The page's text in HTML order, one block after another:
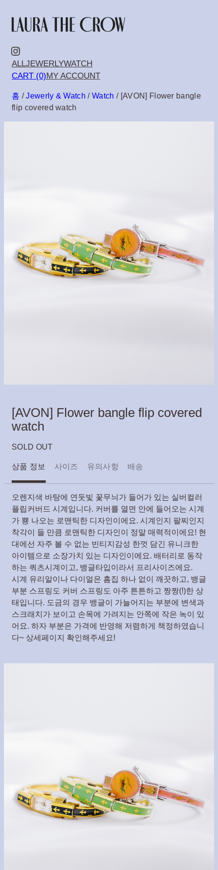
텐
츠
로
로
가
Instagram
ALLJEWERLYWATCH
CART (0)MY ACCOUNT
홈 /Jewerly & Watch /Watch / [AVON] Flower bangle
flip covered watch
[AVON] Flower bangle flip covered
watch
SOLD OUT
상품 정보 사이즈 유의사항 배송
오렌지색 바탕에 연둣빛 꽃무늬가 들어가 있는 실버컬러
플립커버드 시계입니다. 커버를 열면 안에 들어오는 시계
가 뿅 나오는 로맨틱한 디자인이에요. 시계인지 팔찌인지
착각이 들 만큼 로맨틱한 디자인이 정말 매력적이에요! 현
대에선 자주 볼 수 없는 빈티지감성 한껏 담긴 유니크한
아이템으로 소장가치 있는 디자인이에요. 배터리로 동작
하는 쿼츠시계이고, 뱅글타입이라서 프리사이즈에요.
시계 유리알이나 다이얼은 흠집 하나 없이 깨끗하고, 뱅글
부분 스프링도 커버 스프링도 아주 튼튼하고 짱짱(!)한 상
태입니다. 도금의 경우 뱅글이 가늘어지는 부분에 변색과
스크래치가 보이고 손목에 가려지는 안쪽에 작은 녹이 있
어요. 하자 부분은 가격에 반영해 저렴하게 책정하였습니
다~ 상세페이지 확인해주세요!